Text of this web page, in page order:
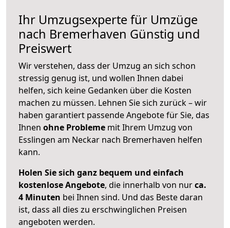
Ihr Umzugsexperte für Umzüge
nach Bremerhaven Günstig und
Preiswert
Wir verstehen, dass der Umzug an sich schon
stressig genug ist, und wollen Ihnen dabei
helfen, sich keine Gedanken über die Kosten
machen zu müssen. Lehnen Sie sich zurück – wir
haben garantiert passende Angebote für Sie, das
Ihnen ohne Probleme mit Ihrem Umzug von
Esslingen am Neckar nach Bremerhaven helfen
kann.
Holen Sie sich ganz bequem und einfach
kostenlose Angebote, die innerhalb von nurca.
4 Minuten bei Ihnen sind. Und das Beste daran
ist, dass all dies zu erschwinglichen Preisen
angeboten werden.